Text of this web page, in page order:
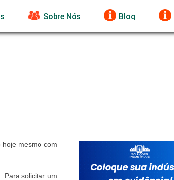
Sobre Nós Blog
hoje mesmo com
Para solicitar um